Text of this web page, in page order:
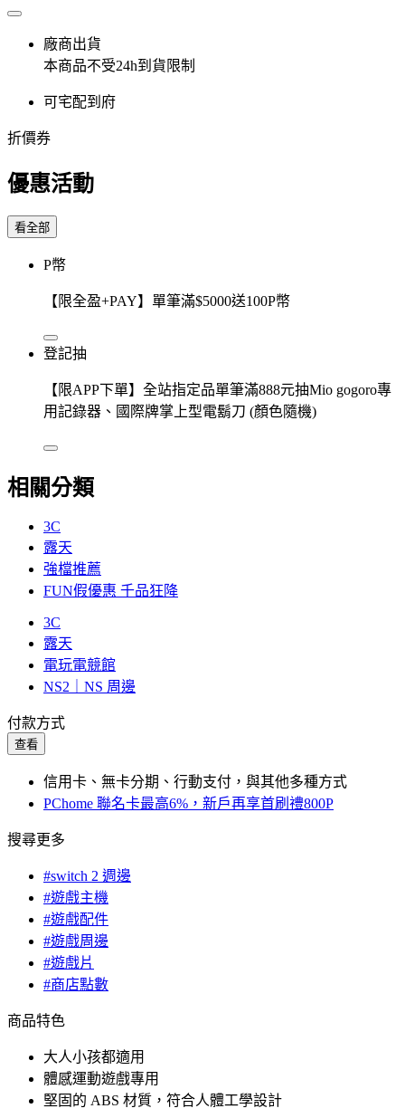
廠商出貨
本商品不受24h到貨限制
可宅配到府
折價券
優惠活動
看全部
P幣
【限全盈+PAY】單筆滿$5000送100P幣
登記抽
【限APP下單】全站指定品單筆滿888元抽Mio gogoro專
用記錄器、國際牌掌上型電鬍刀 (顏色隨機)
相關分類
3C
露天
強檔推薦
FUN假優惠 千品狂降
3C
露天
電玩電競館
NS2｜NS 周邊
付款方式
查看
信用卡、無卡分期、行動支付，與其他多種方式
PChome 聯名卡最高6%，新戶再享首刷禮800P
搜尋更多
#switch 2 週邊
#遊戲主機
#遊戲配件
#遊戲周邊
#遊戲片
#商店點數
商品特色
大人小孩都適用
體感運動遊戲專用
堅固的 ABS 材質，符合人體工學設計